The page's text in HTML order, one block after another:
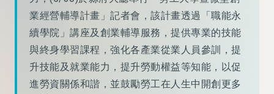
業經營輔導計畫」記者會，該計畫透過「職能永
續學院」講座及創業輔導服務，提供專業的技能
與終身學習課程，強化各產業從業人員參訓，提
升技能及就業能力，提升勞動權益等知能，以促
進勞資關係和諧，並鼓勵勞工在人生中開創更多